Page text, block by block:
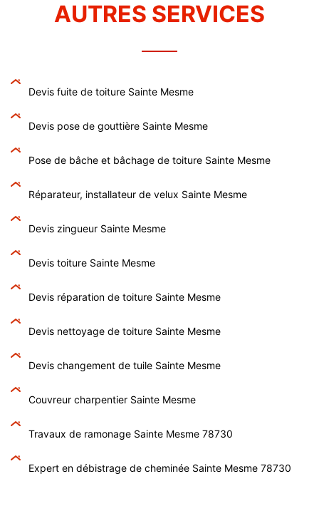
AUTRES SERVICES
Devis fuite de toiture Sainte Mesme
Devis pose de gouttière Sainte Mesme
Pose de bâche et bâchage de toiture Sainte Mesme
Réparateur, installateur de velux Sainte Mesme
Devis zingueur Sainte Mesme
Devis toiture Sainte Mesme
Devis réparation de toiture Sainte Mesme
Devis nettoyage de toiture Sainte Mesme
Devis changement de tuile Sainte Mesme
Couvreur charpentier Sainte Mesme
Travaux de ramonage Sainte Mesme 78730
Expert en débistrage de cheminée Sainte Mesme 78730